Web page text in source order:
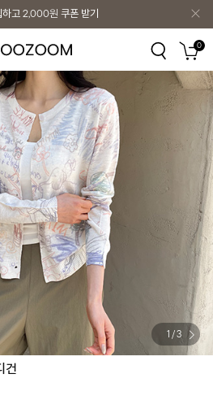
하고 2,000원 쿠폰 받기
0
/ 3
건